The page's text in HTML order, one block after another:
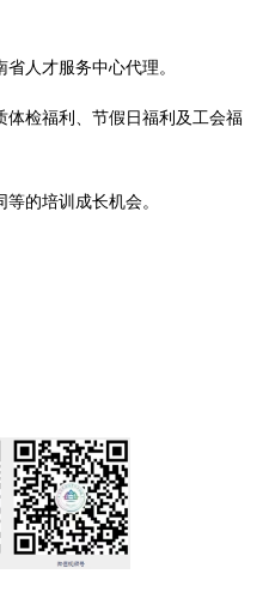
人才服务中心代理。
检福利、节假日福利及工会福
的培训成长机会。